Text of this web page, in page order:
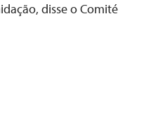
disse o Comité